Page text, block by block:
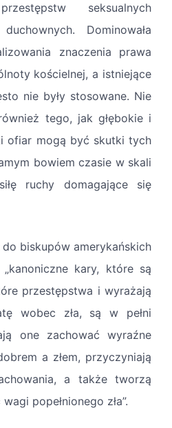
seksualnych
Dominowała
znaczenia prawa
kościelnej, a istniejące
nie były stosowane. Nie
tego, jak głębokie i
ofiar mogą być skutki tych
bowiem czasie w skali
ruchy domagające się
biskupów amerykańskich
„kanoniczne kary, które są
przestępstwa i wyrażają
wobec zła, są w pełni
one zachować wyraźne
a złem, przyczyniają
a także tworzą
popełnionego zła”.